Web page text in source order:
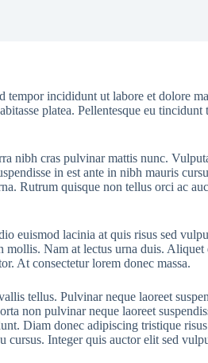
tempor incididunt ut labore et dolore
platea. Pellentesque eu
nibh cras pulvinar mattis nunc.
in est ante in nibh mauris
Rutrum quisque non tellus orci ac
euismod lacinia at quis risus sed
Nam at lectus urna duis. Aliquet
At consectetur lorem donec massa.
tellus. Pulvinar neque laoreet
non pulvinar neque laoreet
Diam donec adipiscing tristique
cursus. Integer quis auctor elit sed